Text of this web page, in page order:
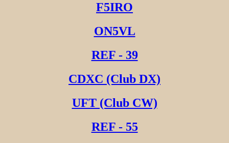
F5IRO
ON5VL
REF - 39
CDXC (Club DX)
UFT (Club CW)
REF - 55